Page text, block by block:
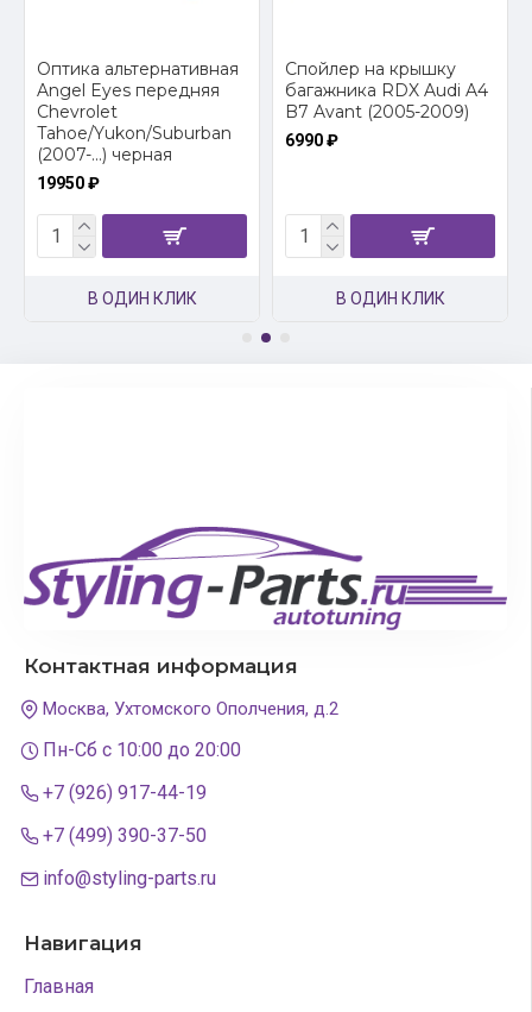
Оптика альтернативная
Angel Eyes передняя
Chevrolet
Tahoe/Yukon/Suburban
(2007-...) черная
19950 ₽
В ОДИН КЛИК
Спойлер на крышку
багажника RDX Audi A4
B7 Avant (2005-2009)
6990 ₽
В ОДИН КЛИК
Контактная информация
Москва, Ухтомского Ополчения, д.2
Пн-Сб с 10:00 до 20:00
+7 (926) 917-44-19
+7 (499) 390-37-50
info@styling-parts.ru
Навигация
Главная